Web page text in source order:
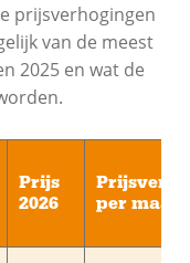
prijsverhogingen
van de meest
2025 en wat de
Prijs
2026
per